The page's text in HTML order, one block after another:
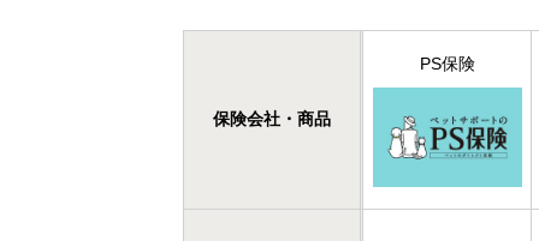
保険会社・商品
PS保険